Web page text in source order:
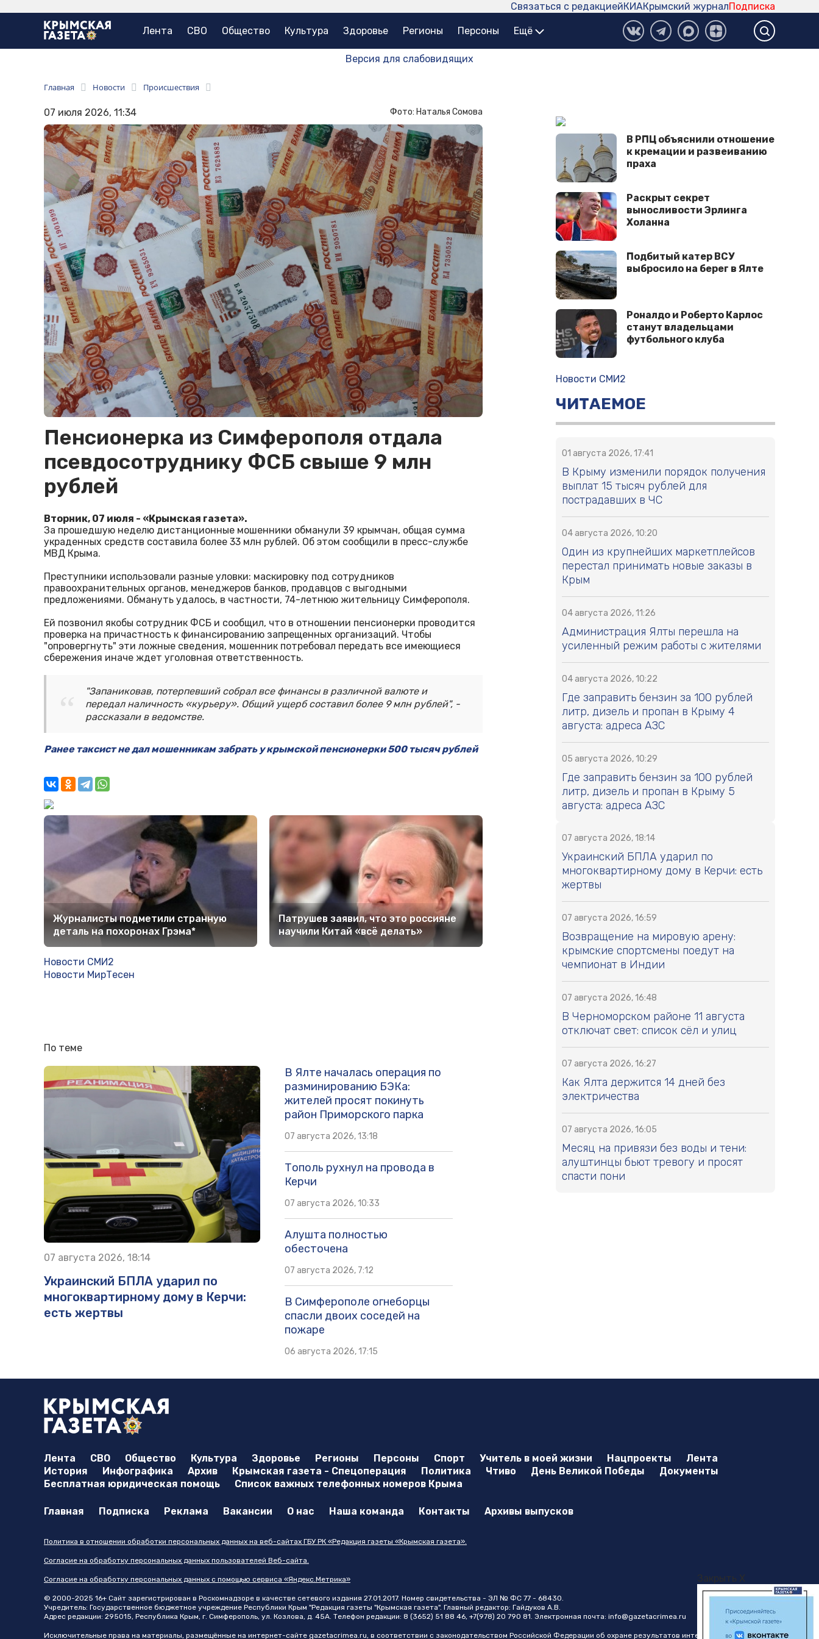
Подписка
Крымский журнал
КИА
Связаться с редакцией
Лента СВО Общество Культура Здоровье Регионы Персоны Ещё
Версия для слабовидящих
Главная Новости Происшествия
07 июля 2026, 11:34 Фото: Наталья Сомова
Пенсионерка из Симферополя отдала
псевдосотруднику ФСБ свыше 9 млн
рублей
Вторник, 07 июля - «Крымская газета».
За прошедшую неделю дистанционные мошенники обманули 39 крымчан, общая сумма
украденных средств составила более 33 млн рублей. Об этом сообщили в пресс-службе
МВД Крыма.
Преступники использовали разные уловки: маскировку под сотрудников
правоохранительных органов, менеджеров банков, продавцов с выгодными
предложениями. Обмануть удалось, в частности, 74-летнюю жительницу Симферополя.
Ей позвонил якобы сотрудник ФСБ и сообщил, что в отношении пенсионерки проводится
проверка на причастность к финансированию запрещенных организаций. Чтобы
"опровергнуть" эти ложные сведения, мошенник потребовал передать все имеющиеся
сбережения иначе ждет уголовная ответственность.
"Запаниковав, потерпевший собрал все финансы в различной валюте и
передал наличность «курьеру». Общий ущерб составил более 9 млн рублей", -
рассказали в ведомстве.
Ранее таксист не дал мошенникам забрать у крымской пенсионерки 500 тысяч рублей
Журналисты подметили странную
деталь на похоронах Грэма*
Патрушев заявил, что это россияне
научили Китай «всё делать»
Новости СМИ2
Новости МирТесен
По теме
07 августа 2026, 18:14
Украинский БПЛА ударил по
многоквартирному дому в Керчи:
есть жертвы
В Ялте началась операция по
разминированию БЭКа:
жителей просят покинуть
район Приморского парка
07 августа 2026, 13:18
Тополь рухнул на провода в
Керчи
07 августа 2026, 10:33
Алушта полностью
обесточена
07 августа 2026, 7:12
В Симферополе огнеборцы
спасли двоих соседей на
пожаре
06 августа 2026, 17:15
В РПЦ объяснили отношение
к кремации и развеиванию
праха
Раскрыт секрет
выносливости Эрлинга
Холанна
Подбитый катер ВСУ
выбросило на берег в Ялте
Роналдо и Роберто Карлос
станут владельцами
футбольного клуба
Новости СМИ2
ЧИТАЕМОЕ
01 августа 2026, 17:41
В Крыму изменили порядок получения
выплат 15 тысяч рублей для
пострадавших в ЧС
04 августа 2026, 10:20
Один из крупнейших маркетплейсов
перестал принимать новые заказы в
Крым
04 августа 2026, 11:26
Администрация Ялты перешла на
усиленный режим работы с жителями
04 августа 2026, 10:22
Где заправить бензин за 100 рублей
литр, дизель и пропан в Крыму 4
августа: адреса АЗС
05 августа 2026, 10:29
Где заправить бензин за 100 рублей
литр, дизель и пропан в Крыму 5
августа: адреса АЗС
07 августа 2026, 18:14
Украинский БПЛА ударил по
многоквартирному дому в Керчи: есть
жертвы
07 августа 2026, 16:59
Возвращение на мировую арену:
крымские спортсмены поедут на
чемпионат в Индии
07 августа 2026, 16:48
В Черноморском районе 11 августа
отключат свет: список сёл и улиц
07 августа 2026, 16:27
Как Ялта держится 14 дней без
электричества
07 августа 2026, 16:05
Месяц на привязи без воды и тени:
алуштинцы бьют тревогу и просят
спасти пони
Закрыть X
Лента СВО Общество Культура Здоровье Регионы Персоны Спорт Учитель в моей жизни Нацпроекты
Лента
История
Инфографика Архив Крымская газета - Спецоперация Политика Чтиво День Великой Победы
Документы
Бесплатная юридическая помощь
Список важных телефонных номеров Крыма
Главная Подписка Реклама Вакансии О нас Наша команда Контакты Архивы выпусков
Политика в отношении обработки персональных данных на веб-сайтах ГБУ РК «Редакция газеты «Крымская газета».
Согласие на обработку персональных данных пользователей Веб-сайта.
Согласие на обработку персональных данных с помощью сервиса «Яндекс.Метрика»
© 2000-2025 16+ Сайт зарегистрирован в Роскомнадзоре в качестве сетевого издания 27.01.2017. Номер свидетельства - ЭЛ № ФС 77 - 68430.
Учредитель: Государственное бюджетное учреждение Республики Крым "Редакция газеты "Крымская газета". Главный редактор: Гайдуков А.В.
Адрес редакции: 295015, Республика Крым, г. Симферополь, ул. Козлова, д. 45А. Телефон редакции: 8 (3652) 51 88 46, +7(978) 20 790 81. Электронная почта: info@gazetacrimea.ru
Исключительные права на материалы, размещённые на интернет-сайте gazetacrimea.ru, в соответствии с законодательством Российской Федерации об охране результатов интеллектуальной